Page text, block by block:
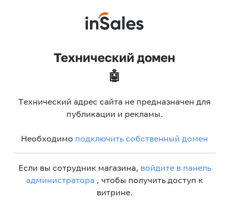
Технический домен
🤖
Технический адрес сайта не предназначен для
публикации и рекламы.
Необходимо подключить собственный домен
Если вы сотрудник магазина, войдите в панель
администратора , чтобы получить доступ к
витрине.